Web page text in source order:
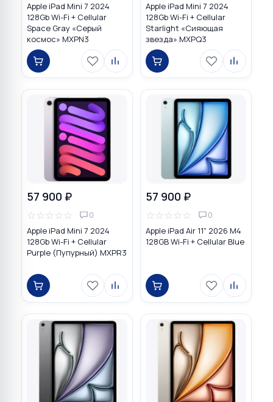
Apple iPad Mini 7 2024
128Gb Wi-Fi + Cellular
Space Gray «Серый
космос» MXPN3
Apple iPad Mini 7 2024
128Gb Wi-Fi + Cellular
Starlight «Сияющая
звезда» MXPQ3
57 900 ₽
☆☆☆☆☆ 0
Apple iPad Mini 7 2024
128Gb Wi-Fi + Cellular
Purple (Пупурный) MXPR3
57 900 ₽
☆☆☆☆☆ 0
Apple iPad Air 11" 2026 M4
128GB Wi-Fi + Cellular Blue